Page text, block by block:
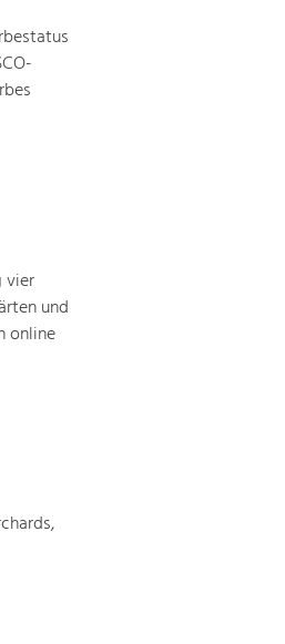
vier
und
online